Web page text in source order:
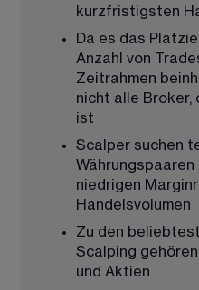
kurzfristigsten
Da es das
Anzahl von
Zeitrahmen
nicht alle Broker,
ist
Scalper suchen
niedrigen
Handelsvolumen
Zu den
Scalping
und Aktien